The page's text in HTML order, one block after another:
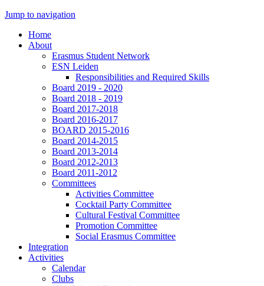
Jump to navigation
Home
About
Erasmus Student Network
ESN Leiden
Responsibilities and Required Skills
Board 2019 - 2020
Board 2018 - 2019
Board 2017-2018
Board 2016-2017
BOARD 2015-2016
Board 2014-2015
Board 2013-2014
Board 2012-2013
Board 2011-2012
Committees
Activities Committee
Cocktail Party Committee
Cultural Festival Committee
Promotion Committee
Social Erasmus Committee
Integration
Activities
Calendar
Clubs